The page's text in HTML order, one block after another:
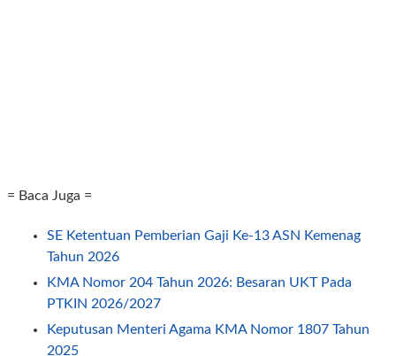
= Baca Juga =
SE Ketentuan Pemberian Gaji Ke-13 ASN Kemenag
Tahun 2026
KMA Nomor 204 Tahun 2026: Besaran UKT Pada
PTKIN 2026/2027
Keputusan Menteri Agama KMA Nomor 1807 Tahun
2025